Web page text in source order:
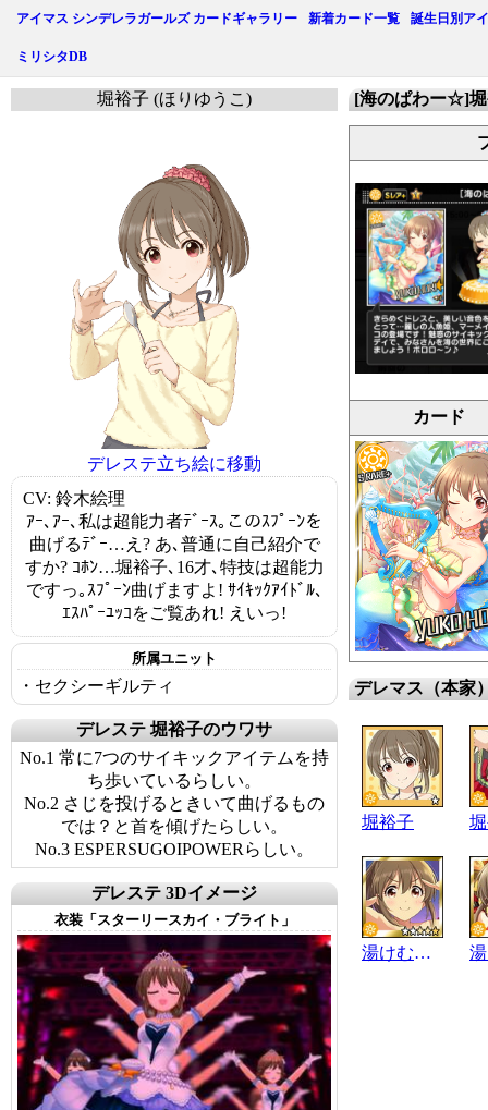
アイマス シンデレラガールズ カードギャラリー 新着カード一覧 誕生日別ア
ミリシタDB
[海のぱわー☆]
カード
デレマス（本家
堀裕子
湯けむりｻｲｷｯｶｰ
堀裕子 (ほりゆうこ)
デレステ立ち絵に移動
CV: 鈴木絵理
ｱｰ､ｱｰ､私は超能力者ﾃﾞｰｽ｡このｽﾌﾟｰﾝを
曲げるﾃﾞｰ…え? あ､普通に自己紹介で
すか? ｺﾎﾝ…堀裕子､16才､特技は超能力
ですっ｡ｽﾌﾟｰﾝ曲げますよ! ｻｲｷｯｸｱｲﾄﾞﾙ､
ｴｽﾊﾟｰﾕｯｺをご覧あれ! えいっ!
所属ユニット
・セクシーギルティ
デレステ 堀裕子のウワサ
No.1 常に7つのサイキックアイテムを持
ち歩いているらしい。
No.2 さじを投げるときいて曲げるもの
では？と首を傾げたらしい。
No.3 ESPERSUGOIPOWERらしい。
デレステ 3Dイメージ
衣装「スターリースカイ・ブライト」